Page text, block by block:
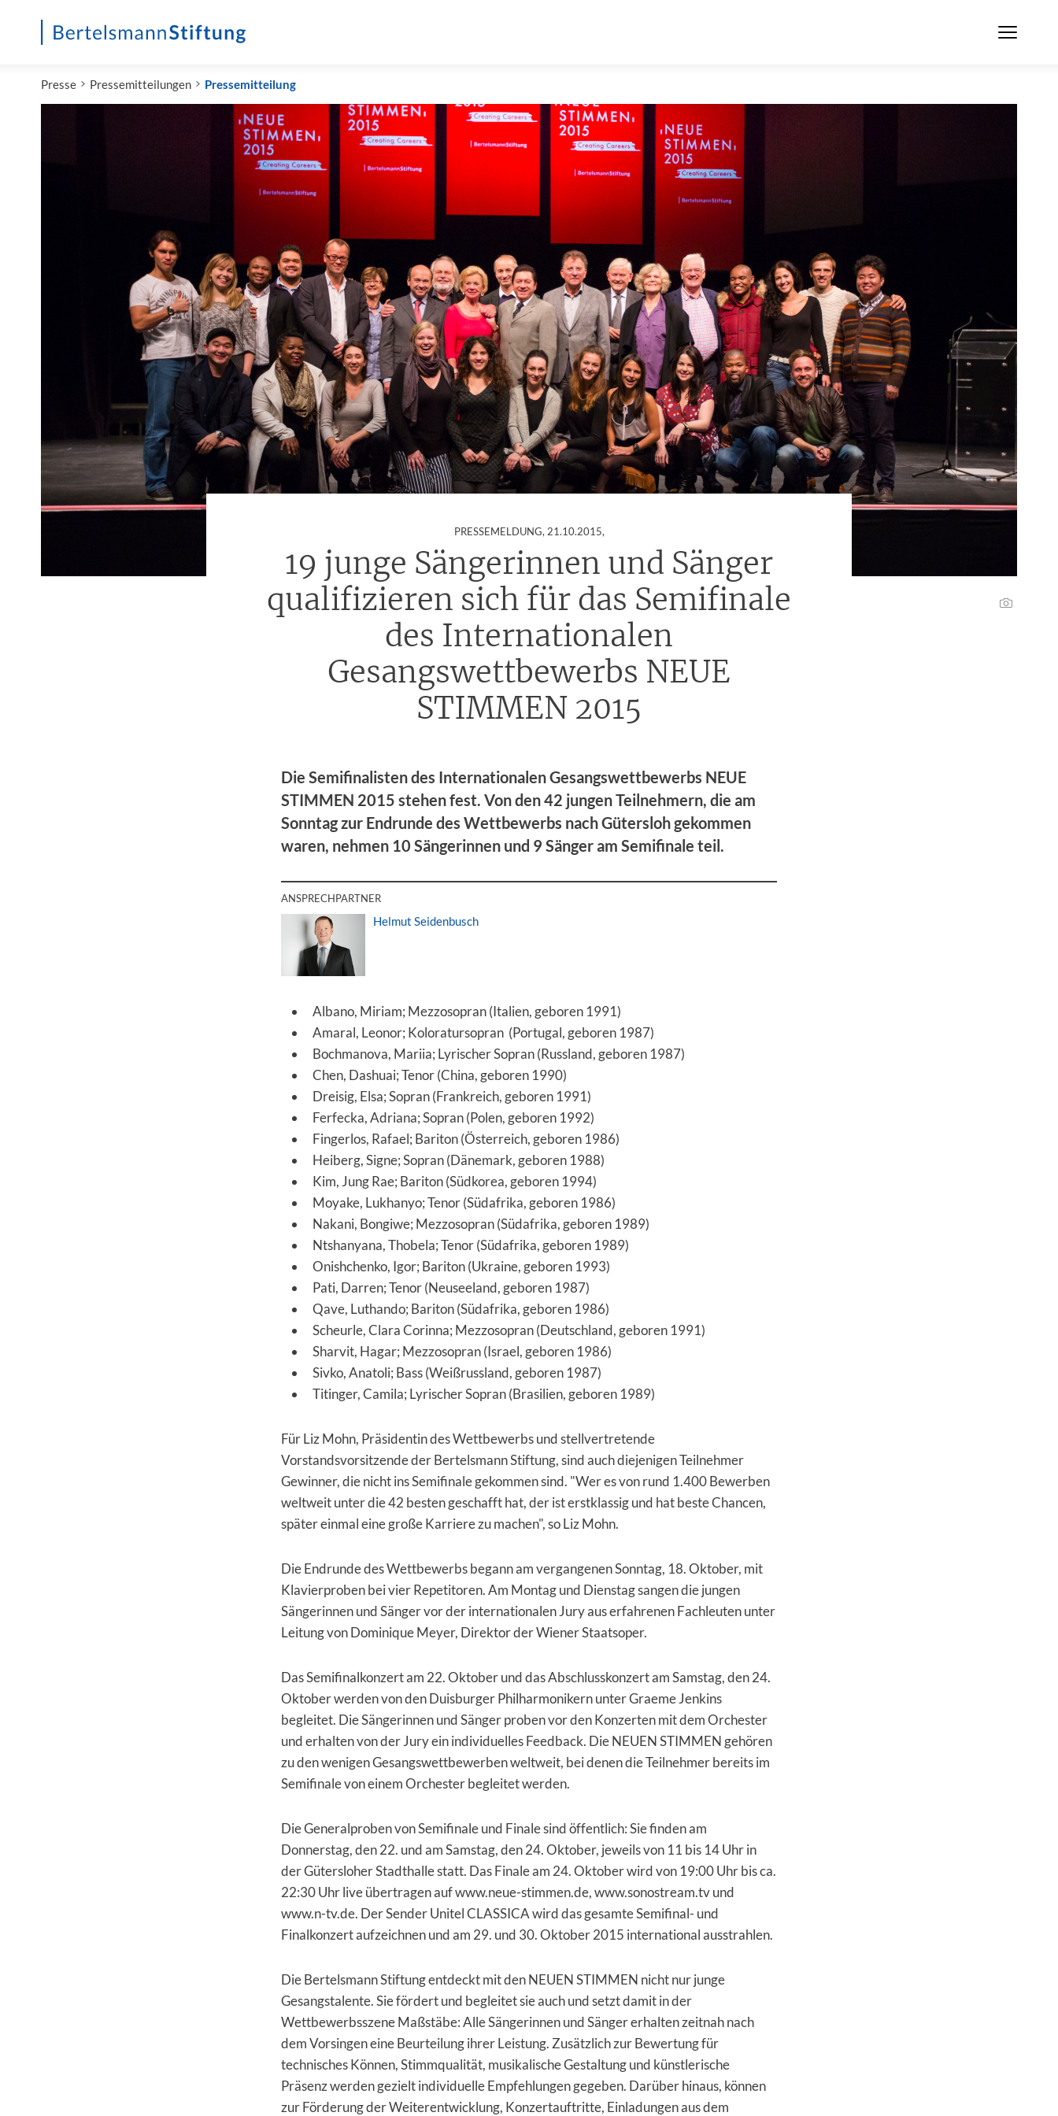
Presse Pressemitteilungen Pressemitteilung
PRESSEMELDUNG, 21.10.2015,
19 junge Sängerinnen und Sänger
qualifizieren sich für das Semifinale
des Internationalen
Gesangswettbewerbs NEUE
STIMMEN 2015
Die Semifinalisten des Internationalen Gesangswettbewerbs NEUE
STIMMEN 2015 stehen fest. Von den 42 jungen Teilnehmern, die am
Sonntag zur Endrunde des Wettbewerbs nach Gütersloh gekommen
waren, nehmen 10 Sängerinnen und 9 Sänger am Semifinale teil.
ANSPRECHPARTNER
Helmut Seidenbusch
Albano, Miriam; Mezzosopran (Italien, geboren 1991)
Amaral, Leonor; Koloratursopran (Portugal, geboren 1987)
Bochmanova, Mariia; Lyrischer Sopran (Russland, geboren 1987)
Chen, Dashuai; Tenor (China, geboren 1990)
Dreisig, Elsa; Sopran (Frankreich, geboren 1991)
Ferfecka, Adriana; Sopran (Polen, geboren 1992)
Fingerlos, Rafael; Bariton (Österreich, geboren 1986)
Heiberg, Signe; Sopran (Dänemark, geboren 1988)
Kim, Jung Rae; Bariton (Südkorea, geboren 1994)
Moyake, Lukhanyo; Tenor (Südafrika, geboren 1986)
Nakani, Bongiwe; Mezzosopran (Südafrika, geboren 1989)
Ntshanyana, Thobela; Tenor (Südafrika, geboren 1989)
Onishchenko, Igor; Bariton (Ukraine, geboren 1993)
Pati, Darren; Tenor (Neuseeland, geboren 1987)
Qave, Luthando; Bariton (Südafrika, geboren 1986)
Scheurle, Clara Corinna; Mezzosopran (Deutschland, geboren 1991)
Sharvit, Hagar; Mezzosopran (Israel, geboren 1986)
Sivko, Anatoli; Bass (Weißrussland, geboren 1987)
Titinger, Camila; Lyrischer Sopran (Brasilien, geboren 1989)
Für Liz Mohn, Präsidentin des Wettbewerbs und stellvertretende
Vorstandsvorsitzende der Bertelsmann Stiftung, sind auch diejenigen Teilnehmer
Gewinner, die nicht ins Semifinale gekommen sind. "Wer es von rund 1.400 Bewerben
weltweit unter die 42 besten geschafft hat, der ist erstklassig und hat beste Chancen,
später einmal eine große Karriere zu machen", so Liz Mohn.
Die Endrunde des Wettbewerbs begann am vergangenen Sonntag, 18. Oktober, mit
Klavierproben bei vier Repetitoren. Am Montag und Dienstag sangen die jungen
Sängerinnen und Sänger vor der internationalen Jury aus erfahrenen Fachleuten unter
Leitung von Dominique Meyer, Direktor der Wiener Staatsoper.
Das Semifinalkonzert am 22. Oktober und das Abschlusskonzert am Samstag, den 24.
Oktober werden von den Duisburger Philharmonikern unter Graeme Jenkins
begleitet. Die Sängerinnen und Sänger proben vor den Konzerten mit dem Orchester
und erhalten von der Jury ein individuelles Feedback. Die NEUEN STIMMEN gehören
zu den wenigen Gesangswettbewerben weltweit, bei denen die Teilnehmer bereits im
Semifinale von einem Orchester begleitet werden.
Die Generalproben von Semifinale und Finale sind öffentlich: Sie finden am
Donnerstag, den 22. und am Samstag, den 24. Oktober, jeweils von 11 bis 14 Uhr in
der Gütersloher Stadthalle statt. Das Finale am 24. Oktober wird von 19:00 Uhr bis ca.
22:30 Uhr live übertragen aufwww.neue-stimmen.de,www.sonostream.tvund
www.n-tv.de. Der Sender Unitel CLASSICA wird das gesamte Semifinal- und
Finalkonzert aufzeichnen und am 29. und 30. Oktober 2015 international ausstrahlen.
Die Bertelsmann Stiftung entdeckt mit den NEUEN STIMMEN nicht nur junge
Gesangstalente. Sie fördert und begleitet sie auch und setzt damit in der
Wettbewerbsszene Maßstäbe: Alle Sängerinnen und Sänger erhalten zeitnah nach
dem Vorsingen eine Beurteilung ihrer Leistung. Zusätzlich zur Bewertung für
technisches Können, Stimmqualität, musikalische Gestaltung und künstlerische
Präsenz werden gezielt individuelle Empfehlungen gegeben. Darüber hinaus, können
zur Förderung der Weiterentwicklung, Konzertauftritte, Einladungen aus dem